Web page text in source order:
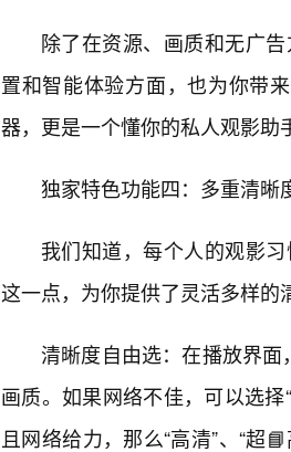
除了在资源、画质和无广
置和智能体验方面，也为你带
器，更是一个懂你的私人观影助
独家特色功能四：多重清晰
我们知道，每个人的观影
这一点，为你提供了灵活多样的
清晰度自由选：在播放界
画质。如果网络不佳，可以选
且网络给力，那么“高清”、“超